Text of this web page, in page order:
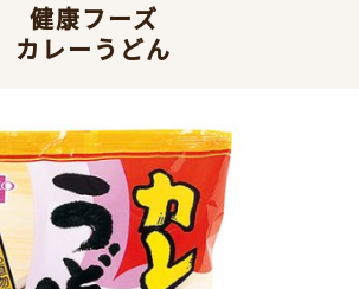
健康フーズ
カレーうどん